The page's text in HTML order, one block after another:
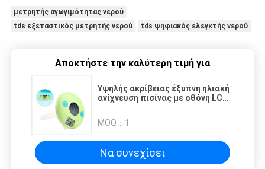
μετρητής αγωγιμότητας νερού
tds εξεταστικός μετρητής νερού
tds ψηφιακός ελεγκτής νερού
Αποκτήστε την καλύτερη τιμή για
Υψηλής ακρίβειας έξυπνη ηλιακή
ανίχνευση πισίνας με οθόνη LCD
MOQ： 1
Να συνεχίσει